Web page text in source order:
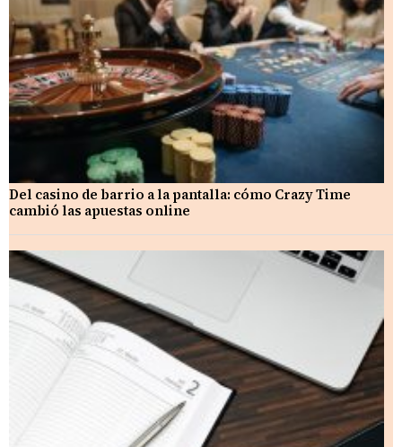
Del casino de barrio a la pantalla: cómo Crazy Time
cambió las apuestas online